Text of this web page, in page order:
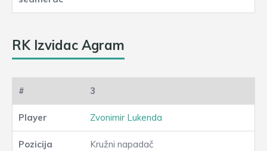
RK Izvidac Agram
3
Zvonimir Lukenda
Kružni napadač